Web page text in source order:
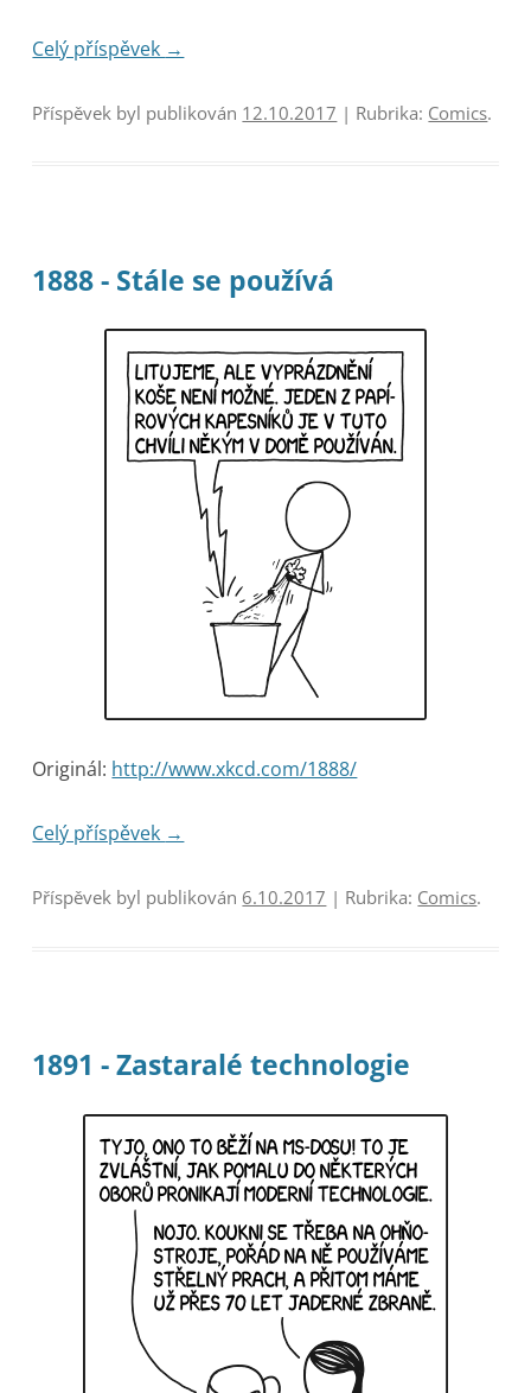
Celý příspěvek →
Příspěvek byl publikován 12.10.2017 | Rubrika: Comics.
1888 - Stále se používá
Originál: http://www.xkcd.com/1888/
Celý příspěvek →
Příspěvek byl publikován 6.10.2017 | Rubrika: Comics.
1891 - Zastaralé technologie